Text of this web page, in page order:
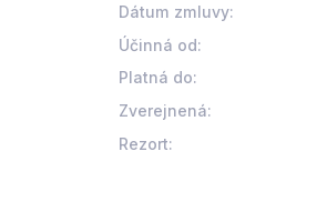
Dátum zmluvy:
Účinná od:
Platná do:
Zverejnená:
Rezort: